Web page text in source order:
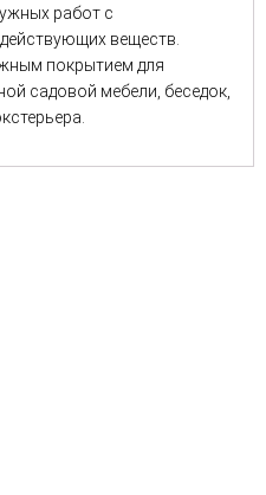
работ с
веществ.
покрытием для
садовой мебели, беседок,